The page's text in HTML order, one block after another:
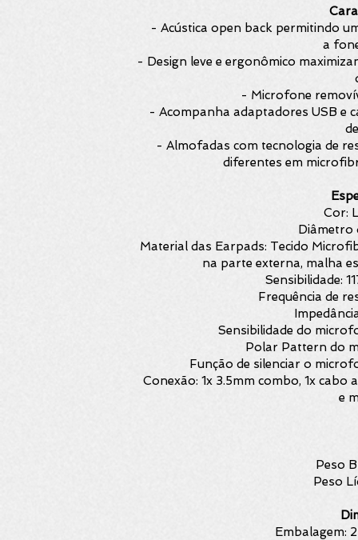
- Acústica open back permitindo
a
- Design leve e ergonômico
- Microfone
- Acompanha adaptadores USB e
- Almofadas com tecnologia de
diferentes em
Cor:
Diâmetro
Material das Earpads: Tecido
na parte externa, malha
Sensibilidade:
Frequência de
Sensibilidade do
Polar Pattern do
Função de silenciar o
Conexão: 1x 3.5mm combo, 1x
e
Peso
Peso
Embalagem: